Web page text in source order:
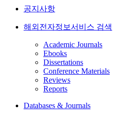
공지사항
해외전자정보서비스 검색
Academic Journals
Ebooks
Dissertations
Conference Materials
Reviews
Reports
Databases & Journals